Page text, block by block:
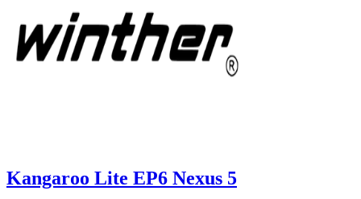
Kangaroo Lite EP6 Nexus 5